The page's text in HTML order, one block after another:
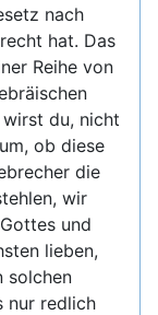
nach
hat. Das
Reihe von
du, nicht
ob diese
die
wir
und
lieben,
solchen
nur redlich